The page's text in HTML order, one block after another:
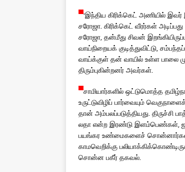
‘இந்திய கிரிக்கெட் அணியில் இவர்
சரோஜா. கிரிக்கெட் வீரர்கள்
சரோஜா, தன்மீது சிவன்
வாய்நிறையக் குடித்துவிட்டு,
வாய்க்குள் தன் வாயில் உள்ள பாலை
திரும்புகின்றனர் அவர்கள்.
சாமியார்களில் ஒட்டுமொத்த
உருட்டுவிழிப் பார்வையும்
தான் அம்பலப்படுத்தியது. திருச்சி
லதா என்ற இரண்டு இளம்பெண்கள்,
பயங்கர உண்மைகளைச் சொன்னார்கள்.
காமவெறிக்கு
சொன்ன பகீர் தகவல்.